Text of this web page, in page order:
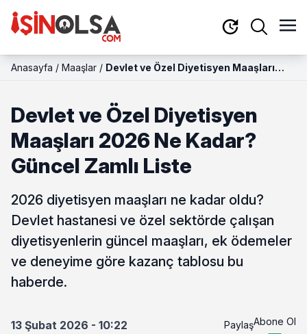
Anasayfa / Maaşlar / Devlet ve Özel Diyetisyen Maaşları
Devlet ve Özel Diyetisyen
Maaşları 2026 Ne Kadar?
Güncel Zamlı Liste
2026 diyetisyen maaşları ne kadar oldu?
Devlet hastanesi ve özel sektörde çalışan
diyetisyenlerin güncel maaşları, ek ödemeler
ve deneyime göre kazanç tablosu bu
haberde.
13 Şubat 2026 - 10:22
PaylaşAbone Ol